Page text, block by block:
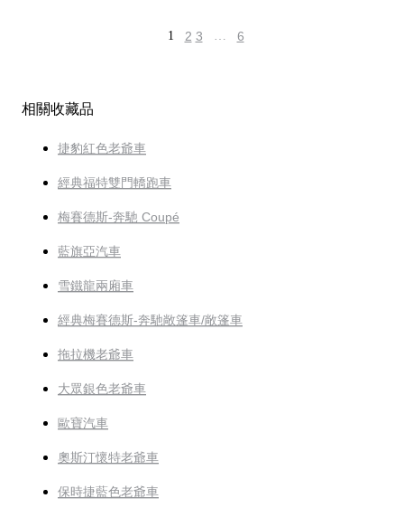
1 2 3 … 6
相關收藏品
捷豹紅色老爺車
經典福特雙門轎跑車
梅賽德斯-奔馳 Coupé
藍旗亞汽車
雪鐵龍兩廂車
經典梅賽德斯-奔馳敞篷車/敞篷車
拖拉機老爺車
大眾銀色老爺車
歐寶汽車
奧斯汀懷特老爺車
保時捷藍色老爺車